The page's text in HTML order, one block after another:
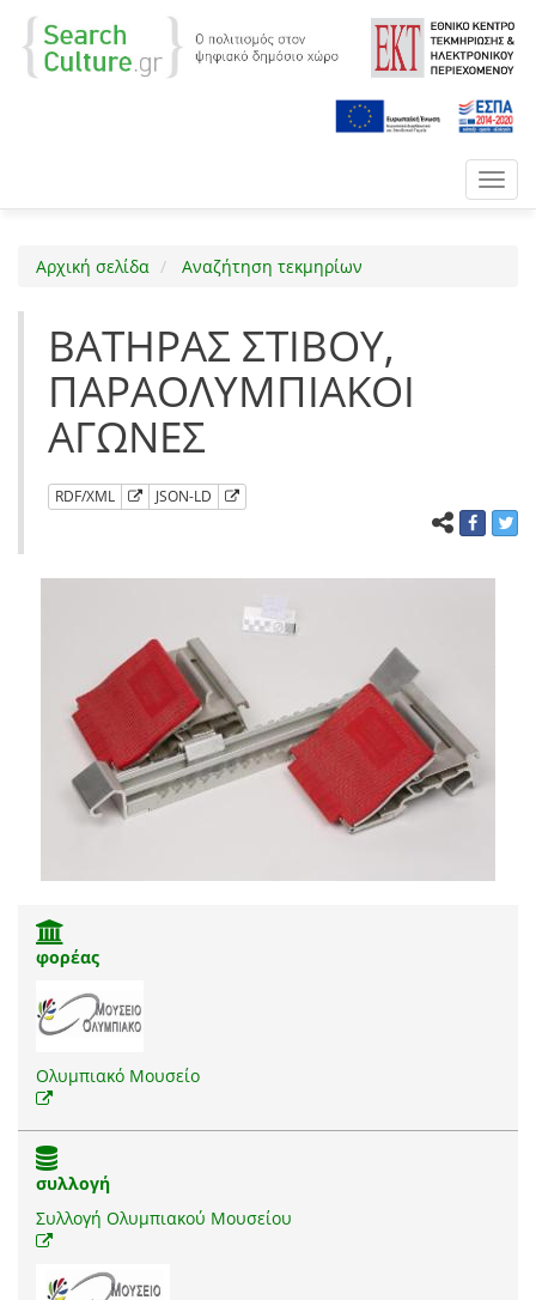
Αρχική σελίδα Αναζήτηση τεκμηρίων
ΒΑΤΗΡΑΣ ΣΤΙΒΟΥ,
ΠΑΡΑΟΛΥΜΠΙΑΚΟΙ
ΑΓΩΝΕΣ
RDF/XML JSON-LD
φορέας
Ολυμπιακό Μουσείο
συλλογή
Συλλογή Ολυμπιακού Μουσείου